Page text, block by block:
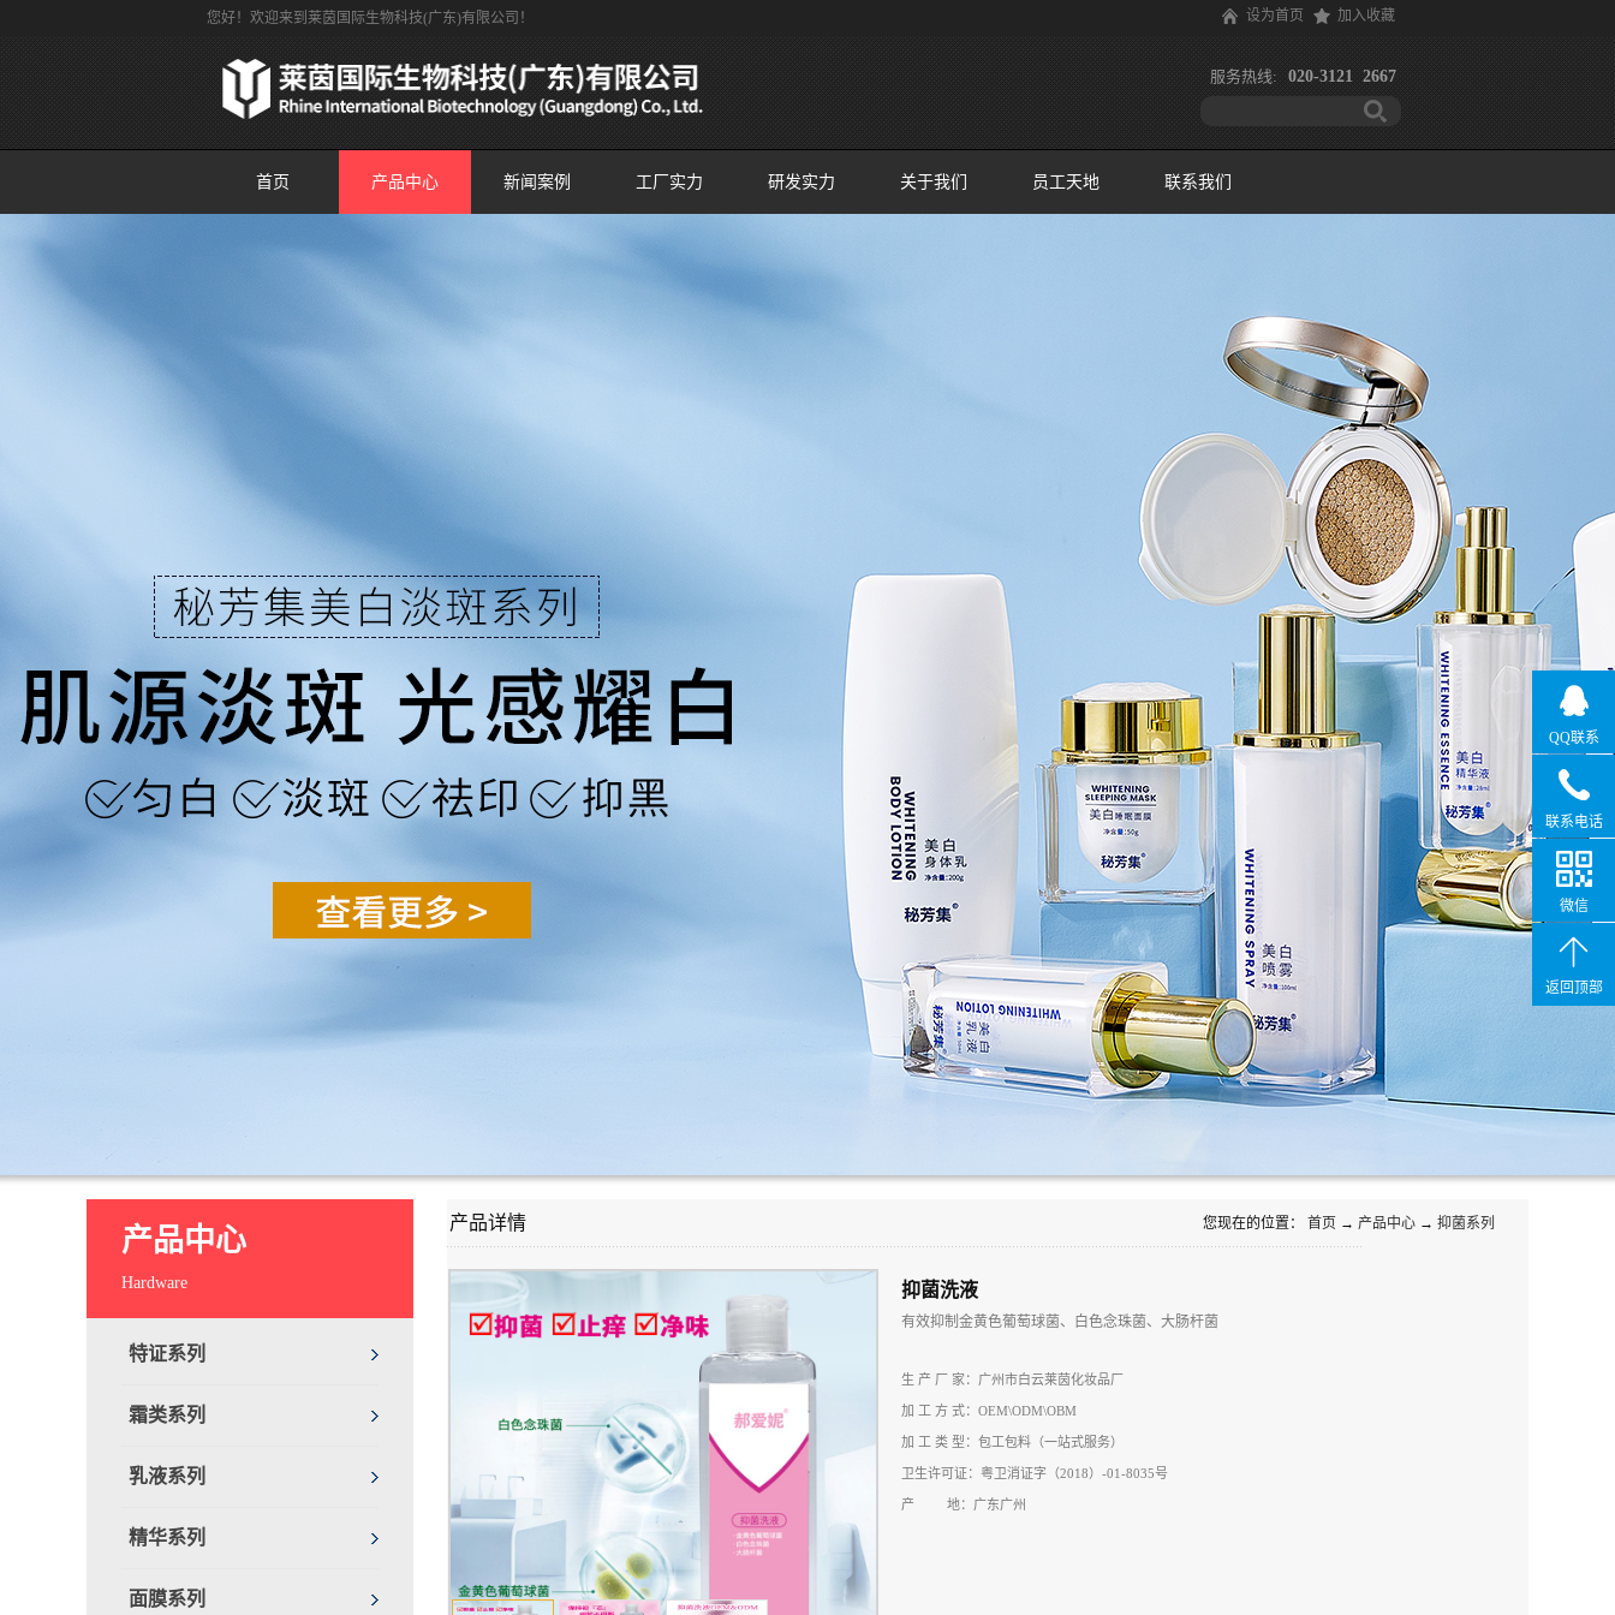
您好！欢迎来到莱茵国际生物科技(广东)有限公司！ 设为首页 加入收藏
服务热线: 020-3121 2667
首页 产品中心 新闻案例 工厂实力 研发实力 关于我们 员工天地 联系我们
产品中心
Hardware
特证系列
霜类系列
乳液系列
精华系列
面膜系列
产品详情 您现在的位置： 首页 → 产品中心 → 抑菌系列
抑菌洗液
有效抑制金黄色葡萄球菌、白色念珠菌、大肠杆菌
生 产 厂 家：广州市白云莱茵化妆品厂
加 工 方 式：OEM\ODM\OBM
加 工 类 型：包工包料（一站式服务）
卫生许可证：粤卫消证字（2018）-01-8035号
产 地：广东广州
QQ联系
联系电话
微信
返回顶部